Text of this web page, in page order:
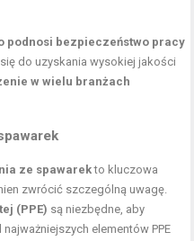
podnosi bezpieczeństwo pracy
do uzyskania wysokiej jakości
w wielu branżach
ze spawarekto kluczowa
zwrócić szczególną uwagę.
(PPE) są niezbędne, aby
elementów PPE